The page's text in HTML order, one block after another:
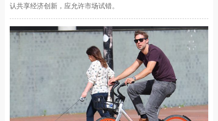
认共享经济创新，应允许市场试错。